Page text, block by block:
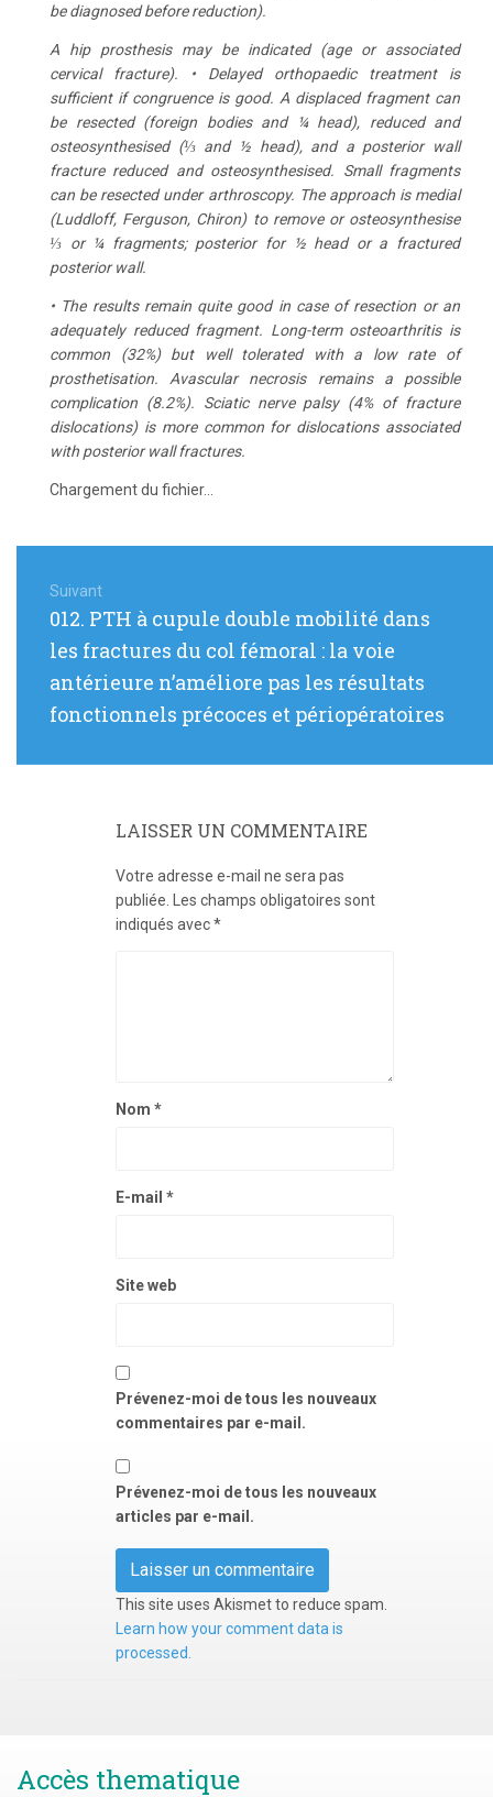
be diagnosed before reduction).
A hip prosthesis may be indicated (age or associated
cervical fracture). • Delayed orthopaedic treatment is
sufficient if congruence is good. A displaced fragment can
be resected (foreign bodies and ¼ head), reduced and
osteosynthesised (⅓ and ½ head), and a posterior wall
fracture reduced and osteosynthesised. Small fragments
can be resected under arthroscopy. The approach is medial
(Luddloff, Ferguson, Chiron) to remove or osteosynthesise
⅓ or ¼ fragments; posterior for ½ head or a fractured
posterior wall.
• The results remain quite good in case of resection or an
adequately reduced fragment. Long-term osteoarthritis is
common (32%) but well tolerated with a low rate of
prosthetisation. Avascular necrosis remains a possible
complication (8.2%). Sciatic nerve palsy (4% of fracture
dislocations) is more common for dislocations associated
with posterior wall fractures.
Chargement du fichier...
de
l’article
Suivant
Article
:
012. PTH à cupule double mobilité dans
les fractures du col fémoral : la voie
antérieure n’améliore pas les résultats
fonctionnels précoces et périopératoires
LAISSER UN COMMENTAIRE
Votre adresse e-mail ne sera pas
publiée.
Les champs obligatoires sont
indiqués avec*
Nom *
E-mail *
Site web
Prévenez-moi de tous les nouveaux
commentaires par e-mail.
Prévenez-moi de tous les nouveaux
articles par e-mail.
This site uses Akismet to reduce spam.
Learn how your comment data is
processed.
Accès thematique